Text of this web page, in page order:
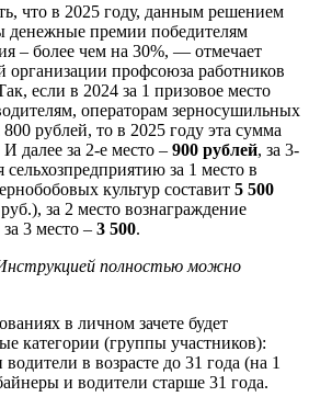
что в 2025 году, данным решением
денежные премии победителям
– более чем на 30%, — отмечает
организации профсоюза работников
если в 2024 за 1 призовое место
операторам зерносушильных
рублей, то в 2025 году эта сумма
И далее за 2-е место – 900 рублей, за 3-
за 1 место в
культур составит 5 500
за 2 место вознаграждение
за 3 место – 3 500.
полностью можно
в личном зачете будет
категории (группы участников):
в возрасте до 31 года (на 1
и водители старше 31 года.